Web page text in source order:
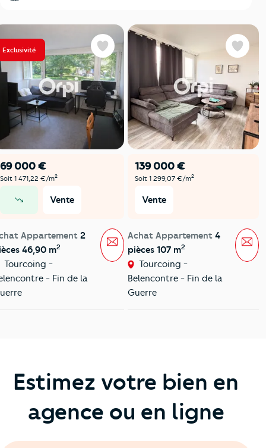
Exclusivité
69 000 €
Soit 1 471,22 €/m2
Vente
Appartement 2
46,90 m2
Tourcoing -
- Fin de la
Favoris
Message
139 000 €
Soit 1 299,07 €/m2
Vente
Achat Appartement 4
pièces 107 m2
Tourcoing -
Belencontre - Fin de la
Guerre
Favoris
Estimez votre bien en
agence ou en ligne